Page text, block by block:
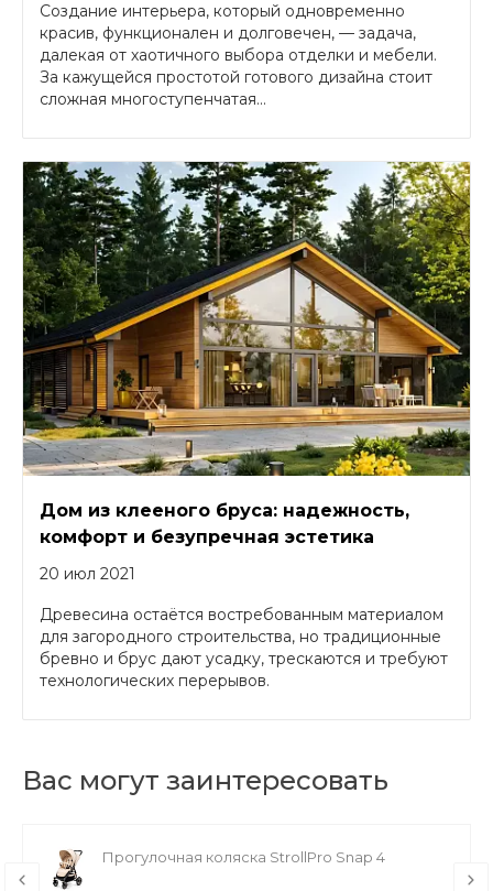
Создание интерьера, который одновременно
красив, функционален и долговечен, — задача,
далекая от хаотичного выбора отделки и мебели.
За кажущейся простотой готового дизайна стоит
сложная многоступенчатая...
Дом из клееного бруса: надежность,
комфорт и безупречная эстетика
20 июл 2021
Древесина остаётся востребованным материалом
для загородного строительства, но традиционные
бревно и брус дают усадку, трескаются и требуют
технологических перерывов.
Вас могут заинтересовать
Прогулочная коляска StrollPro Snap 4